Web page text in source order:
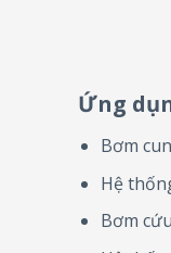
Ứng
Bơm
Hệ
Bơm